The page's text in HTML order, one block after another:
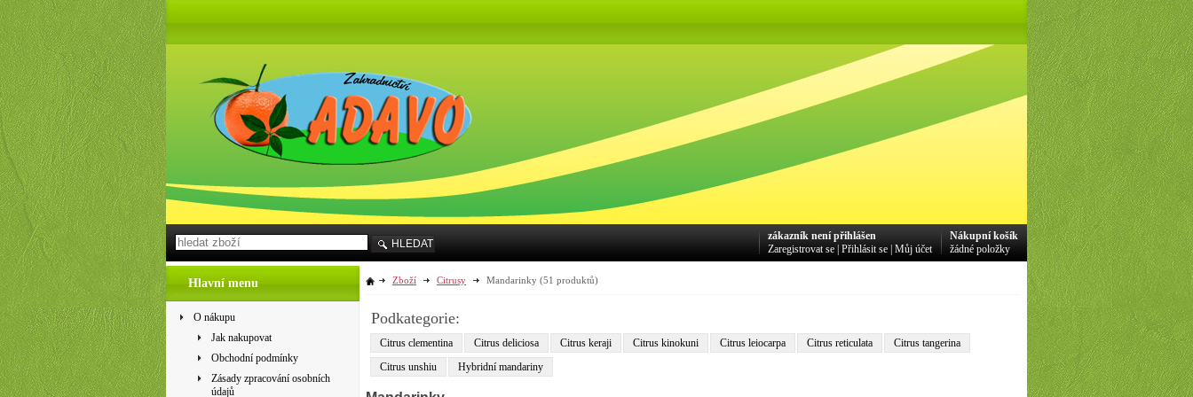
Hlavní menu
O nákupu
Jak nakupovat
Obchodní podmínky
Zásady zpracování osobních
údajů
Zboží Citrusy Mandarinky (51 produktů)
Podkategorie:
Citrus clementina Citrus deliciosa Citrus keraji Citrus kinokuni Citrus leiocarpa Citrus reticulata
Citrus tangerina
Citrus unshiu
Hybridní mandariny
HLEDAT
Nákupní košík
žádné položky
zákazník není přihlášen
Zaregistrovat se Přihlásit se Můj účet